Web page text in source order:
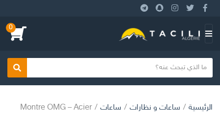
س
ص
ا
بحث
0
الرئيسية / ساعات و نظارات / ساعات /
Montre OMG – Acier